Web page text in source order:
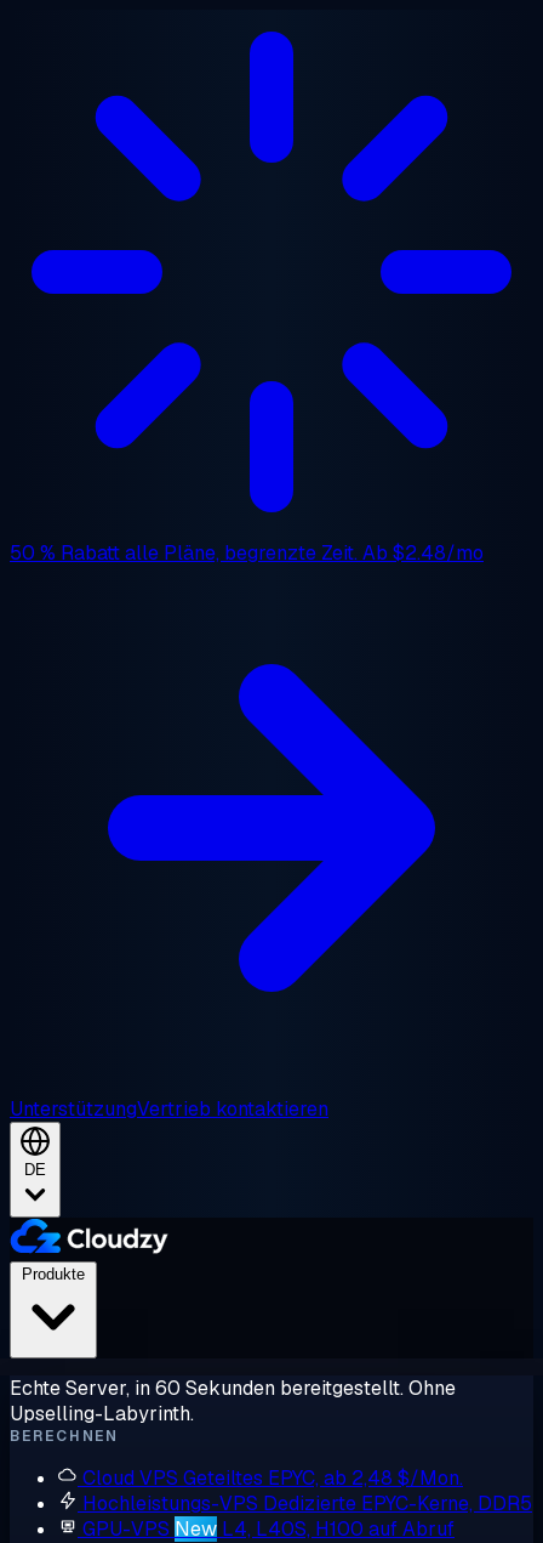
50 % Rabattalle Pläne, begrenzte Zeit. Ab $2.48/mo
UnterstützungVertrieb kontaktieren
DE
Echte Server, in 60 Sekunden bereitgestellt. Ohne
Upselling-Labyrinth.
BERECHNEN
Cloud VPS Geteiltes EPYC, ab 2,48 $/Mon.
Hochleistungs-VPS Dedizierte EPYC-Kerne, DDR5
GPU-VPS New L4, L40S, H100 auf Abruf